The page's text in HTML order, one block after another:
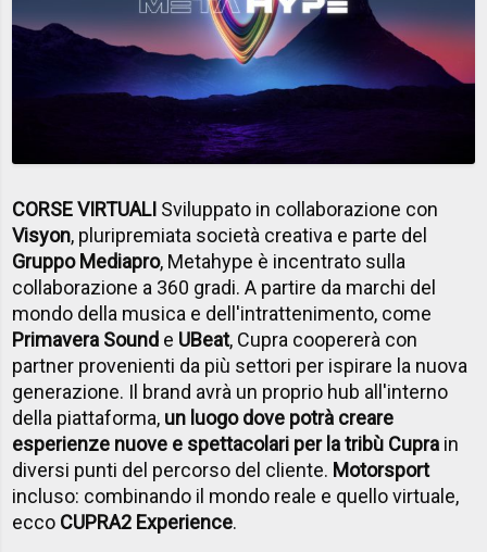
CORSE VIRTUALI Sviluppato in collaborazione con
Visyon, pluripremiata società creativa e parte del
Gruppo Mediapro, Metahype è incentrato sulla
collaborazione a 360 gradi. A partire da marchi del
mondo della musica e dell'intrattenimento, come
Primavera Sound e UBeat, Cupra coopererà con
partner provenienti da più settori per ispirare la nuova
generazione. Il brand avrà un proprio hub all'interno
della piattaforma, un luogo dove potrà creare
esperienze nuove e spettacolari per la tribù Cupra in
diversi punti del percorso del cliente. Motorsport
incluso: combinando il mondo reale e quello virtuale,
ecco CUPRA2 Experience.